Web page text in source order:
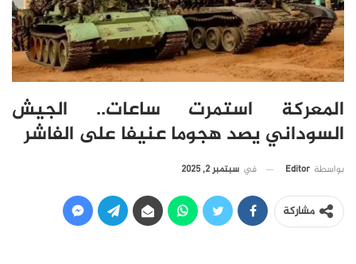
المعركة استمرت ساعات.. الجيش
السوداني يصد هجوما عنيفا على الفاشر
بواسطة Editor في سبتمبر 2, 2025
مشاركة